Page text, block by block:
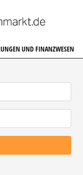
UND FINANZWESEN